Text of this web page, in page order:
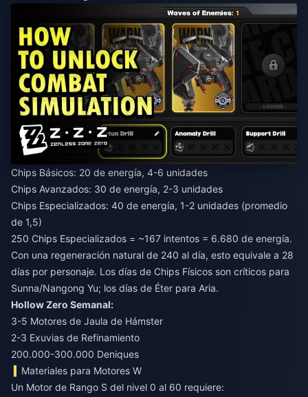
Chips Básicos: 20 de energía, 4-6 unidades
Chips Avanzados: 30 de energía, 2-3 unidades
Chips Especializados: 40 de energía, 1-2 unidades (promedio
de 1,5)
250 Chips Especializados = ~167 intentos = 6.680 de energía.
Con una regeneración natural de 240 al día, esto equivale a 28
días por personaje. Los días de Chips Físicos son críticos para
Sunna/Nangong Yu; los días de Éter para Aria.
Hollow Zero Semanal:
3-5 Motores de Jaula de Hámster
2-3 Exuvias de Refinamiento
200.000-300.000 Deniques
Materiales para Motores W
Un Motor de Rango S del nivel 0 al 60 requiere: